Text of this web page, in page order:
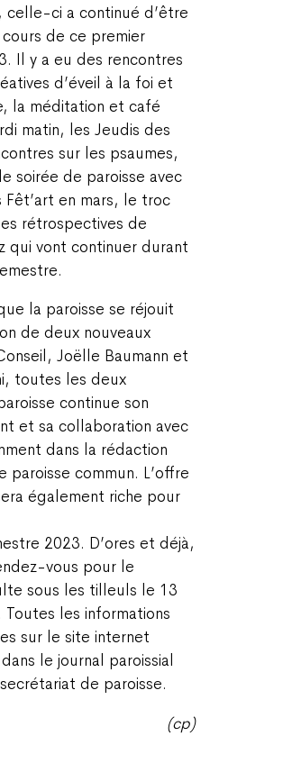
celle-ci a continué d’être
de ce premier
Il y a eu des rencontres
d’éveil à la foi et
la méditation et café
matin, les Jeudis des
sur les psaumes,
soirée de paroisse avec
en mars, le troc
rétrospectives de
qui vont continuer durant
la paroisse se réjouit
de deux nouveaux
Joëlle Baumann et
toutes les deux
continue son
et sa collaboration avec
dans la rédaction
paroisse commun. L’offre
également riche pour
2023. D’ores et déjà,
vous pour le
sous les tilleuls le 13
les informations
sur le site internet
le journal paroissial
de paroisse.
(cp)